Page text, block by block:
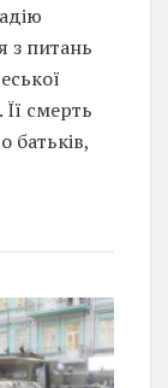
з питань
смерть
батьків,